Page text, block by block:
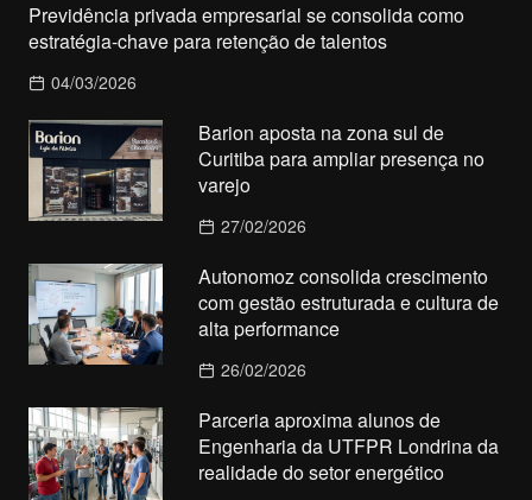
Previdência privada empresarial se consolida como
estratégia-chave para retenção de talentos
04/03/2026
Barion aposta na zona sul de
Curitiba para ampliar presença no
varejo
27/02/2026
Autonomoz consolida crescimento
com gestão estruturada e cultura de
alta performance
26/02/2026
Parceria aproxima alunos de
Engenharia da UTFPR Londrina da
realidade do setor energético